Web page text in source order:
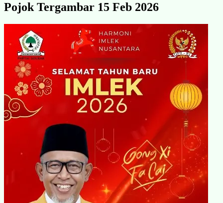
Pojok Tergambar 15 Feb 2026